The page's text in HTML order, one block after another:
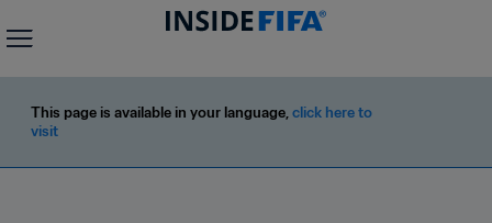
This page is available in your language, click here to
visit